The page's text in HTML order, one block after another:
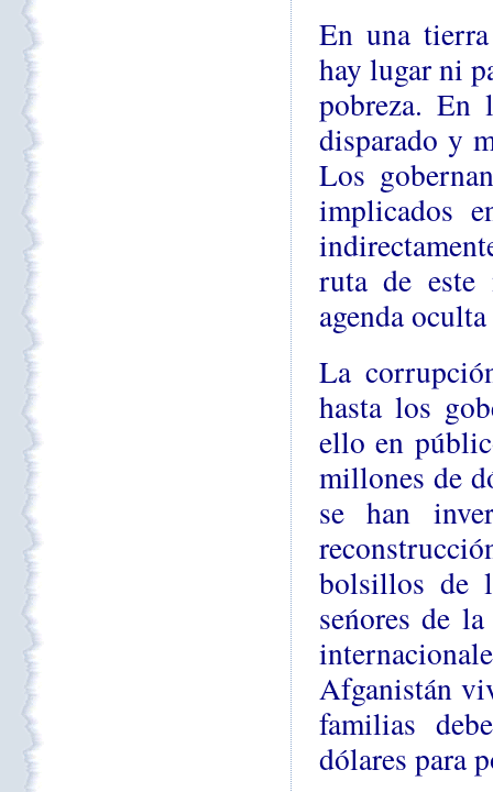
En una
hay lugar ni
pobreza.
disparado y
Los
implicados
ruta de
agenda
La
hasta los
ello en
millones de
se han
bolsillos de
seńores de
Afganistán
familias
dólares para